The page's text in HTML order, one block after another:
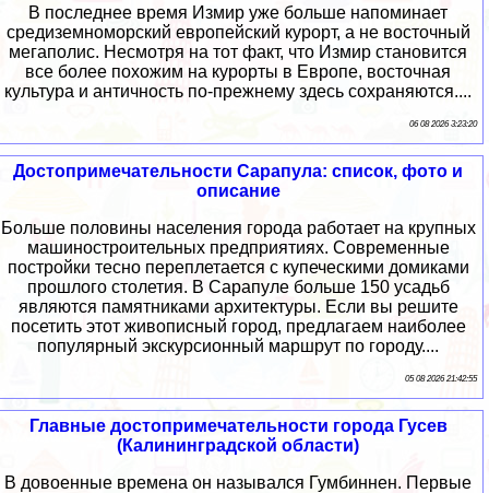
В последнее время Измир уже больше напоминает
средиземноморский европейский курорт, а не восточный
мегаполис. Несмотря на тот факт, что Измир становится
все более похожим на курорты в Европе, восточная
культура и античность по-прежнему здесь сохраняются....
06 08 2026 3:23:20
Достопримечательности Сарапула: список, фото и
описание
Больше половины населения города работает на крупных
машиностроительных предприятиях. Современные
постройки тесно переплетается с купеческими домиками
прошлого столетия. В Сарапуле больше 150 усадьб
являются памятниками архитектуры. Если вы решите
посетить этот живописный город, предлагаем наиболее
популярный экскурсионный маршрут по городу....
05 08 2026 21:42:55
Главные достопримечательности города Гусев
(Калининградской области)
В довоенные времена он назывался Гумбиннен. Первые